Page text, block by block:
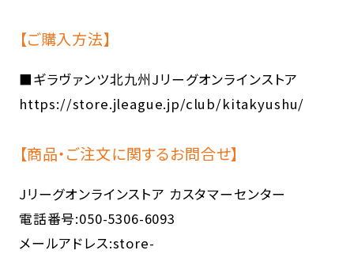
【ご購入方法】
■ギラヴァンツ北九州Jリーグオンラインストア
https://store.jleague.jp/club/kitakyushu/
【商品・ご注文に関するお問合せ】
Jリーグオンラインストア カスタマーセンター
電話番号:050-5306-6093
メールアドレス:store-